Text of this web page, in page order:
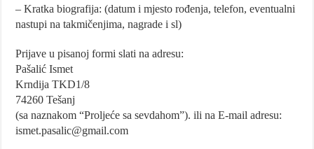
– Kratka biografija: (datum i mjesto rođenja, telefon, eventualni
nastupi na takmičenjima, nagrade i sl)
Prijave u pisanoj formi slati na adresu:
Pašalić Ismet
Krndija TKD1/8
74260 Tešanj
(sa naznakom “Proljeće sa sevdahom”). ili na E-mail adresu:
ismet.pasalic@gmail.com